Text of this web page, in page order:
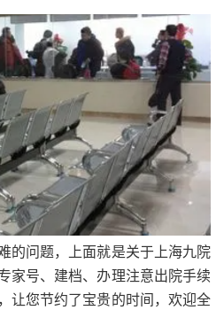
的问题，上面就是关于上海九院
家号、建档、办理注意出院手续
让您节约了宝贵的时间，欢迎全